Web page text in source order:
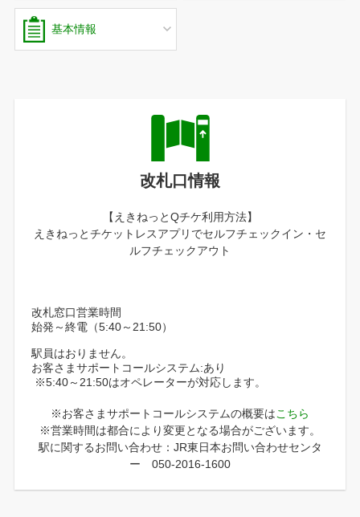
基本情報
改札口情報
【えきねっとQチケ利用方法】
えきねっとチケットレスアプリでセルフチェックイン・セ
ルフチェックアウト
改札窓口営業時間
始発～終電（5:40～21:50）
駅員はおりません。
お客さまサポートコールシステム:あり
※5:40～21:50はオペレーターが対応します。
※お客さまサポートコールシステムの概要はこちら
※営業時間は都合により変更となる場合がございます。
駅に関するお問い合わせ：JR東日本お問い合わせセンタ
ー 050-2016-1600